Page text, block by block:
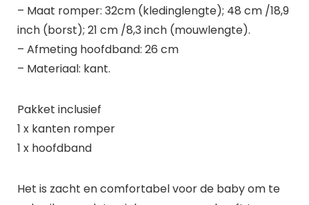
– Maat romper: 32cm (kledinglengte); 48 cm /18,9
inch (borst); 21 cm /8,3 inch (mouwlengte).
– Afmeting hoofdband: 26 cm
– Materiaal: kant.
Pakket inclusief
1 x kanten romper
1 x hoofdband
Het is zacht en comfortabel voor de baby om te